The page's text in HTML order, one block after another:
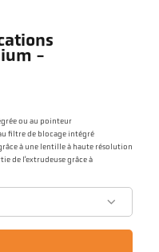
-
ou au pointeur
filtre de blocage intégré
à une lentille à haute résolution
de l’extrudeuse grâce à